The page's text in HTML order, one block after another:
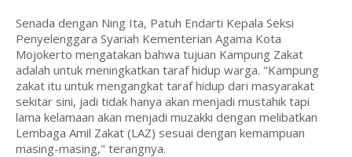
Senada dengan Ning Ita, Patuh Endarti Kepala Seksi
Penyelenggara Syariah Kementerian Agama Kota
Mojokerto mengatakan bahwa tujuan Kampung Zakat
adalah untuk meningkatkan taraf hidup warga. "Kampung
zakat itu untuk mengangkat taraf hidup dari masyarakat
sekitar sini, jadi tidak hanya akan menjadi mustahik tapi
lama kelamaan akan menjadi muzakki dengan melibatkan
Lembaga Amil Zakat (LAZ) sesuai dengan kemampuan
masing-masing," terangnya.